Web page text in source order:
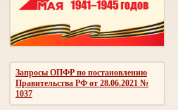
Запросы ОПФР по постановлению
Правительства РФ от 28.06.2021 №
1037